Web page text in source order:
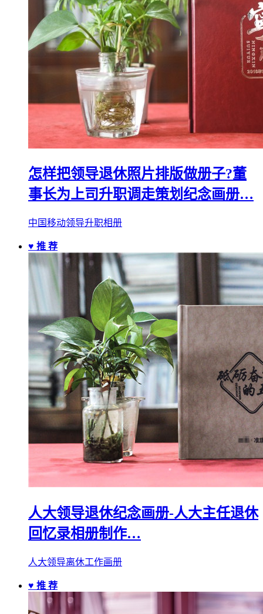
怎样把领导退休照片排版做册子?董
事长为上司升职调走策划纪念画册…
中国移动领导升职相册
♥ 推 荐
人大领导退休纪念画册-人大主任退休
回忆录相册制作…
人大领导离休工作画册
♥ 推 荐